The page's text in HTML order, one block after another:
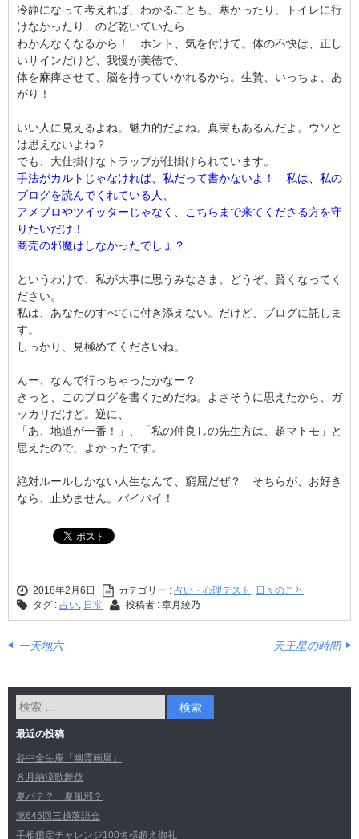
冷静になって考えれば、わかることも、寒かったり、トイレに行
けなかったり、のど乾いていたら、
わかんなくなるから！ ホント、気を付けて。体の不快は、正し
いサインだけど、我慢が美徳で、
体を麻痺させて、脳を持っていかれるから。生贄、いっちょ、あ
がり！
いい人に見えるよね。魅力的だよね。真実もあるんだよ。ウソと
は思えないよね？
でも、大仕掛けなトラップが仕掛けられています。
手法がカルトじゃなければ、私だって書かないよ！ 私は、私の
ブログを読んでくれている人、
アメブロやツイッターじゃなく、こちらまで来てくださる方を守
りたいだけ！
商売の邪魔はしなかったでしょ？
というわけで、私が大事に思うみなさま、どうぞ、賢くなってく
ださい。
私は、あなたのすべてに付き添えない。だけど、ブログに託しま
す。
しっかり、見極めてくださいね。
んー、なんで行っちゃったかなー？
きっと、このブログを書くためだね。よさそうに思えたから、ガ
ッカリだけど。逆に、
「あ、地道が一番！」、「私の仲良しの先生方は、超マトモ」と
思えたので、よかったです。
絶対ルールしかない人生なんて、窮屈だぜ？ そちらが、お好き
なら、止めません。バイバイ！
2018年2月6日 カテゴリー : 占い・心理テスト , 日々のこと
タグ : 占い, 日常 投稿者 : 章月綾乃
一天地六 天王星の時間
最近の投稿
谷中全生庵「幽霊画展」
８月納涼歌舞伎
夏バテ？ 夏風邪？
第645回三越落語会
手相鑑定チャレンジ100名様超え御礼